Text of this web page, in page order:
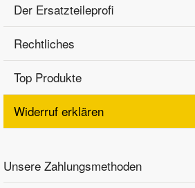
Der Ersatzteileprofi
Rechtliches
Top Produkte
Widerruf erklären
Unsere Zahlungsmethoden